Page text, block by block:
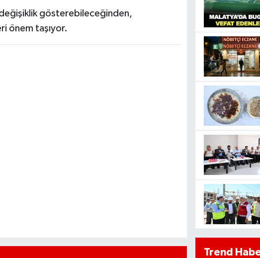
gösterebileceğinden,
önem taşıyor.
Trend